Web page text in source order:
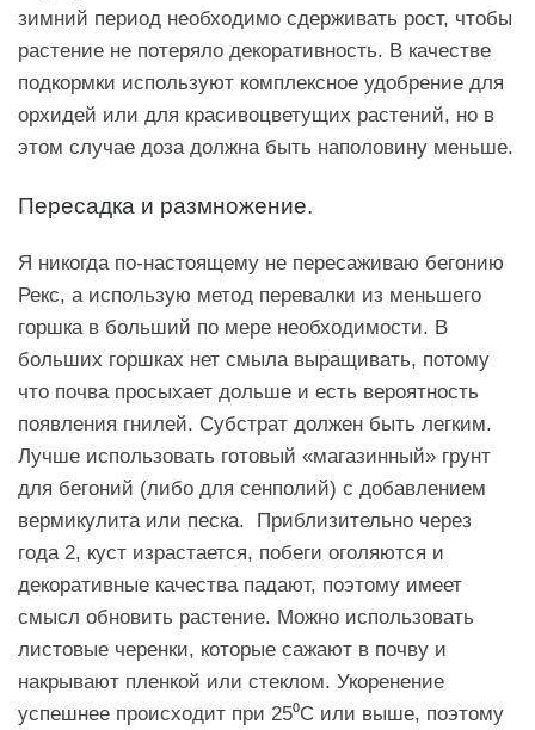
зимний период необходимо сдерживать рост, чтобы
растение не потеряло декоративность. В качестве
подкормки используют комплексное удобрение для
орхидей или для красивоцветущих растений, но в
этом случае доза должна быть наполовину меньше.
Пересадка и размножение.
Я никогда по-настоящему не пересаживаю бегонию
Рекс, а использую метод перевалки из меньшего
горшка в больший по мере необходимости. В
больших горшках нет смыла выращивать, потому
что почва просыхает дольше и есть вероятность
появления гнилей. Субстрат должен быть легким.
Лучше использовать готовый «магазинный» грунт
для бегоний (либо для сенполий) с добавлением
вермикулита или песка. Приблизительно через
года 2, куст израстается, побеги оголяются и
декоративные качества падают, поэтому имеет
смысл обновить растение. Можно использовать
листовые черенки, которые сажают в почву и
накрывают пленкой или стеклом. Укоренение
успешнее происходит при 25⁰C или выше, поэтому